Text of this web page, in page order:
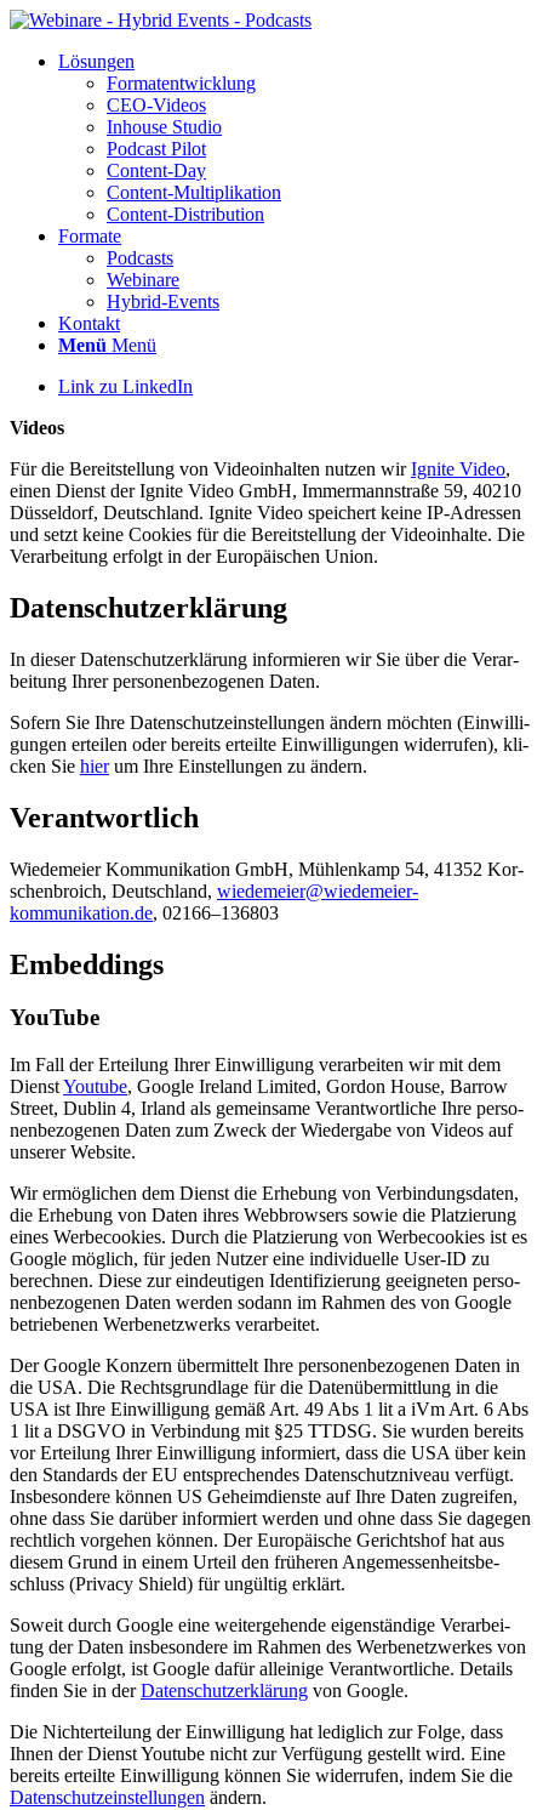
Lösun­gen
For­ma­t­ent­wick­lung
CEO-Vide­os
Inhouse Stu­dio
Pod­cast Pilot
Con­­tent-Day
Con­tent-Mul­ti­pli­ka­ti­on
Con­tent-Dis­tri­bu­ti­on
For­ma­te
Pod­casts
Web­i­na­re
Hybrid-Events
Kon­takt
Menü Menü
Link zu LinkedIn
Vide­os
Für die Bereit­stel­lung von Video­in­hal­ten nut­zen wirIgni­te Video,
einen Dienst der Igni­te Video GmbH, Immer­mann­stra­ße 59, 40210
Düs­sel­dorf, Deutsch­land. Igni­te Video spei­chert kei­ne IP-Adres­sen
und setzt kei­ne Coo­kies für die Bereit­stel­lung der Video­in­hal­te. Die
Ver­ar­bei­tung erfolgt in der Euro­päi­schen Union.
Daten­schutz­er­klä­rung
In die­ser Daten­schutz­er­klä­rung infor­mie­ren wir Sie über die Ver­ar­
bei­tung Ihrer per­so­nen­be­zo­ge­nen Daten.
Sofern Sie Ihre Daten­schutz­ein­stel­lun­gen ändern möch­ten (Ein­wil­li­
gun­gen ertei­len oder bereits erteil­te Ein­wil­li­gun­gen wider­ru­fen), kli­
cken Sie hierum Ihre Ein­stel­lun­gen zu ändern.
Ver­ant­wort­lich
Wie­demei­er Kom­mu­ni­ka­ti­on GmbH, Müh­len­kamp 54, 41352 Kor­
schen­broich, Deutsch­land, wiedemeier@wiedemeier-
kommunikation.de, 02166–136803
Embed­dings
You­Tube
Im Fall der Ertei­lung Ihrer Ein­wil­li­gung ver­ar­bei­ten wir mit dem
DienstYou­tube, Goog­le Ire­land Limi­t­ed, Gor­don House, Bar­row
Street, Dub­lin 4, Irland als gemein­sa­me Ver­ant­wort­li­che Ihre per­so­
nen­be­zo­ge­nen Daten zum Zweck der Wie­der­ga­be von Vide­os auf
unse­rer Website.
Wir ermög­li­chen dem Dienst die Erhe­bung von Ver­bin­dungs­da­ten,
die Erhe­bung von Daten ihres Web­brow­sers sowie die Plat­zie­rung
eines Wer­be­coo­kies. Durch die Plat­zie­rung von Wer­be­coo­kies ist es
Goog­le mög­lich, für jeden Nut­zer eine indi­vi­du­el­le User-ID zu
berech­nen. Die­se zur ein­deu­ti­gen Iden­ti­fi­zie­rung geeig­ne­ten per­so­
nen­be­zo­ge­nen Daten wer­den sodann im Rah­men des von Goog­le
betrie­be­nen Wer­be­netz­werks verarbeitet.
Der Goog­le Kon­zern über­mit­telt Ihre per­so­nen­be­zo­ge­nen Daten in
die USA. Die Rechts­grund­la­ge für die Daten­über­mitt­lung in die
USA ist Ihre Ein­wil­li­gung gemäß Art. 49 Abs 1 lit a iVm Art. 6 Abs
1 lit a DSGVO in Ver­bin­dung mit §25 TTDSG. Sie wur­den bereits
vor Ertei­lung Ihrer Ein­wil­li­gung infor­miert, dass die USA über kein
den Stan­dards der EU ent­spre­chen­des Daten­schutz­ni­veau ver­fügt.
Ins­be­son­de­re kön­nen US Geheim­diens­te auf Ihre Daten zugrei­fen,
ohne dass Sie dar­über infor­miert wer­den und ohne dass Sie dage­gen
recht­lich vor­ge­hen kön­nen. Der Euro­päi­sche Gerichts­hof hat aus
die­sem Grund in einem Urteil den frü­he­ren Ange­mes­sen­heits­be­
schluss (Pri­va­cy Shield) für ungül­tig erklärt.
Soweit durch Goog­le eine wei­ter­ge­hen­de eigen­stän­di­ge Ver­ar­bei­
tung der Daten ins­be­son­de­re im Rah­men des Wer­be­netz­wer­kes von
Goog­le erfolgt, ist Goog­le dafür allei­ni­ge Ver­ant­wort­li­che. Details
fin­den Sie in derDaten­schutz­er­klä­rung von Google.
Die Nicht­er­tei­lung der Ein­wil­li­gung hat ledig­lich zur Fol­ge, dass
Ihnen der Dienst You­tube nicht zur Ver­fü­gung gestellt wird. Eine
bereits erteil­te Ein­wil­li­gung kön­nen Sie wider­ru­fen, indem Sie die
Daten­schutz­ein­stel­lun­gen ändern.